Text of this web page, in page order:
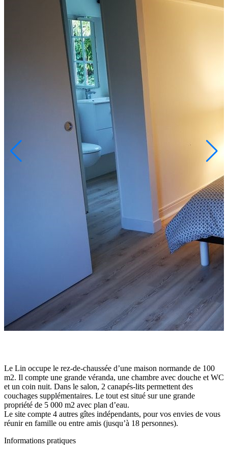
Le Lin occupe le rez-de-chaussée d’une maison normande de 100
m2. Il compte une grande véranda, une chambre avec douche et WC
et un coin nuit. Dans le salon, 2 canapés-lits permettent des
couchages supplémentaires. Le tout est situé sur une grande
propriété de 5 000 m2 avec plan d’eau.
Le site compte 4 autres gîtes indépendants, pour vos envies de vous
réunir en famille ou entre amis (jusqu’à 18 personnes).
Informations pratiques